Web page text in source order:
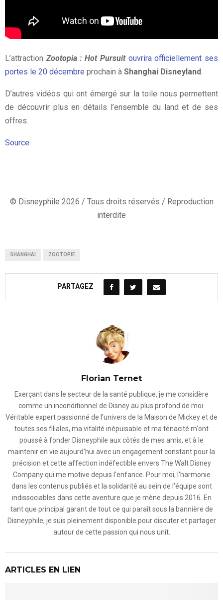
L’attraction Zootopia : Hot Pursuit ouvrira officiellement ses
portes le 20 décembre prochain à Shanghai Disneyland
D’autres vidéos qui ont émergé sur la toile nous permettent
de découvrir plus en détails l’ensemble du land et de ses
offres.
Source
© Disneyphile 2026 / Tous droits réservés / Reproduction
interdite
SHANGHAI ZOOTOPIE
PARTAGEZ
Florian Ternet
Exerçant dans le secteur de la santé publique, je me considère
comme un inconditionnel de Disney au plus profond de moi.
Véritable expert passionné de l'univers de la Maison de Mickey et de
toutes ses filiales, ma vitalité inépuisable et ma ténacité m'ont
poussé à fonder Disneyphile aux côtés de mes amis, et à le
maintenir en vie aujourd'hui avec un engagement constant pour la
précision et cette affection indéfectible envers The Walt Disney
Company qui me motive depuis l'enfance. Pour moi, l'harmonie
dans les contenus publiés et la solidarité au sein de l'équipe sont
indissociables dans cette aventure que je mène depuis 2016. En
tant que principal garant de tout ce qui paraît sous la bannière de
Disneyphile, je suis pleinement disponible pour discuter et partager
autour de cette passion qui nous unit.
ARTICLES EN LIEN